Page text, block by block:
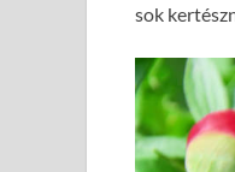
sok